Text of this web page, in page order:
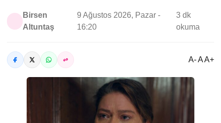
Birsen
Altuntaş
9 Ağustos 2026, Pazar -
16:20
3 dk
okuma
A- A A+